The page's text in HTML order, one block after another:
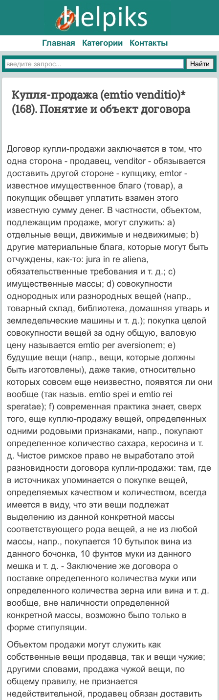
Главная Категории Контакты
Купля-продажа (emtio venditio)*
(168). Понятие и объект договора
Договор купли-продажи заключается в том, что
одна сторона - продавец, venditor - обязывается
доставить другой стороне - купщику, emtor -
известное имущественное благо (товар), а
покупщик обещает уплатить взамен этого
известную сумму денег. В частности, объектом,
подлежащим продаже, могут служить: а)
отдельные вещи, движимые и недвижимые; b)
другие материальные блага, которые могут быть
отчуждены, как-то: jura in re aliena,
обязательственные требования и т. д.; с)
имущественные массы; d) совокупности
однородных или разнородных вещей (напр.,
товарный склад, библиотека, домашняя утварь и
земледельческие машины и т. д.); покупка целой
совокупности вещей за одну общую, валовую
цену называется emtio per aversionem; e)
будущие вещи (напр., вещи, которые должны
быть изготовлены), даже такие, относительно
которых совсем еще неизвестно, появятся ли они
вообще (так назыв. emtio spei и emtio rei
speratae); f) современная практика знает, сверх
того, еще куплю-продажу вещей, определенных
одними родовыми признаками, напр., покупают
определенное количество сахара, керосина и т.
д. Чистое римское право не выработало этой
разновидности договора купли-продажи: там, где
в источниках упоминается о покупке вещей,
определяемых качеством и количеством, всегда
имеется в виду, что эти вещи подлежат
выделению из данной конкретной массы
соответствующего рода вещей, а не из любой
массы, напр., покупается 10 бутылок вина из
данного бочонка, 10 фунтов муки из данного
мешка и т. д. - Заключение же договора о
поставке определенного количества муки или
определенного количества зерна или вина и т. д.
вообще, вне наличности определенной
конкретной массы, возможно было только в
форме стипуляции.
Объектом продажи могут служить как
собственные вещи продавца, так и вещи чужие;
другими словами, продажа чужой вещи, по
общему правилу, не признается
недействительной, продавец обязан доставить